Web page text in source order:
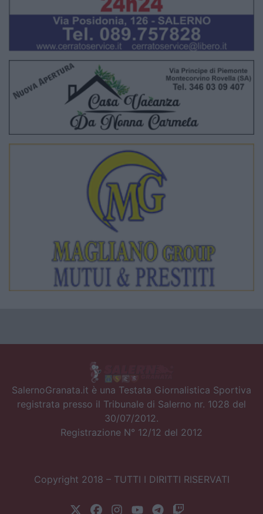
SalernoGranata.it è una Testata Giornalistica Sportiva
registrata presso il Tribunale di Salerno nr. 1028 del
30/07/2012.
Registrazione N° 12/12 del 2012
Copyright 2018 – TUTTI I DIRITTI RISERVATI